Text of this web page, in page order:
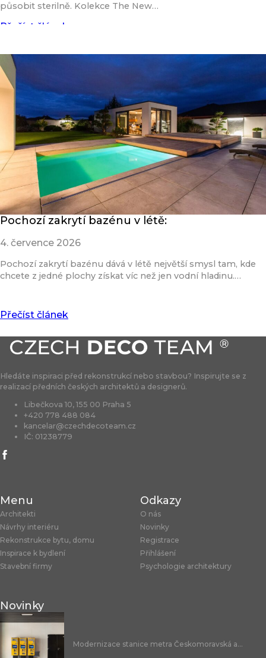
působit sterilně. Kolekce The New…
Přečíst článek
Pochozí zakrytí bazénu v létě:
4. července 2026
Pochozí zakrytí bazénu dává v létě největší smysl tam, kde
chcete z jedné plochy získat víc než jen vodní hladinu.…
Přečíst článek
Hledáte inspiraci před rekonstrukcí nebo stavbou? Inspirujte se z
realizací předních českých architektů a designerů.
Libečkova 10, 155 00 Praha 5
+420 778 488 084
kancelar@czechdecoteam.cz
IČ: 01238779
Menu
Architekti
Návrhy interiéru
Rekonstrukce bytu, domu
Inspirace k bydlení
Stavební firmy
Odkazy
O nás
Novinky
Registrace
Přihlášení
Psychologie architektury
Novinky
Modernizace stanice metra Českomoravská a...